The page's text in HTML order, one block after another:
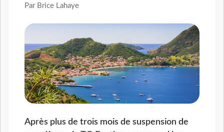
Par Brice Lahaye
Après plus de trois mois de suspension de